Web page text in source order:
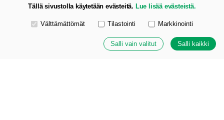
Tällä sivustolla käytetään evästeitä. Lue lisää evästeistä.
Valitse käytettävät evästeet
Välttämättömät Tilastointi Markkinointi
Salli vain valitut Salli kaikki